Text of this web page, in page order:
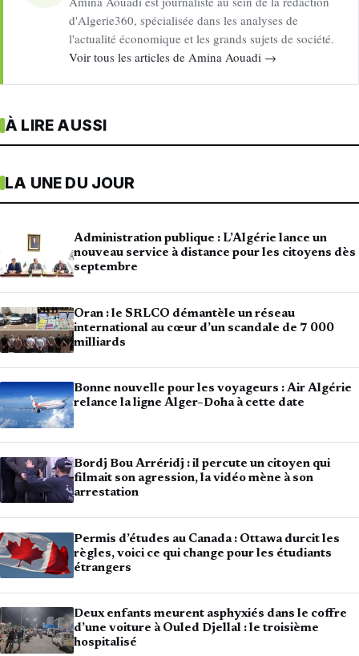
d'Algerie360, spécialisée dans les analyses de
l'actualité économique et les grands sujets de société.
Voir tous les articles de Amina Aouadi →
À LIRE AUSSI
LA UNE DU JOUR
Administration publique : L’Algérie lance un
nouveau service à distance pour les citoyens dès
septembre
Oran : le SRLCO démantèle un réseau
international au cœur d’un scandale de 7 000
milliards
Bonne nouvelle pour les voyageurs : Air Algérie
relance la ligne Alger–Doha à cette date
Bordj Bou Arréridj : il percute un citoyen qui
filmait son agression, la vidéo mène à son
arrestation
Permis d’études au Canada : Ottawa durcit les
règles, voici ce qui change pour les étudiants
étrangers
Deux enfants meurent asphyxiés dans le coffre
d’une voiture à Ouled Djellal : le troisième
hospitalisé